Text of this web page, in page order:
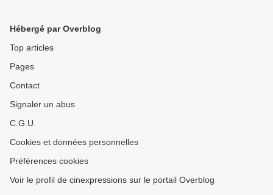
Hébergé par Overblog
Top articles
Pages
Contact
Signaler un abus
C.G.U.
Cookies et données personnelles
Préférences cookies
Voir le profil de cinexpressions sur le portail Overblog